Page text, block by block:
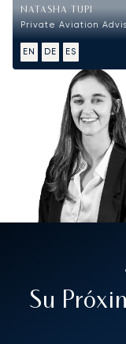
NATASHA TUPI
Private Aviation
EN DE ES
Su